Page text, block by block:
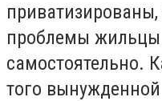
проблемы
самостоятельно.
того